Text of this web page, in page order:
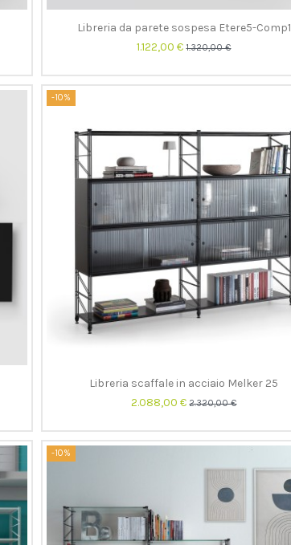
Libreria da parete sospesa Etere5-Comp1
1.122,00 €1.320,00 €
-10%
Libreria scaffale in acciaio Melker 25
2.088,00 €2.320,00 €
-10%